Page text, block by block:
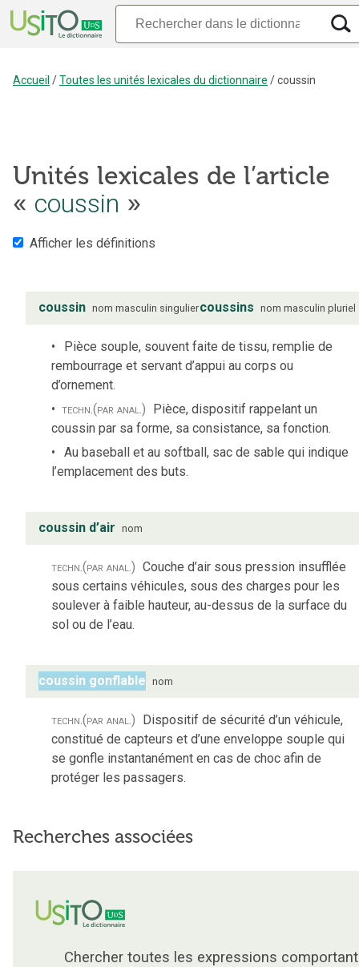
Accueil /Toutes les unités lexicales du dictionnaire /coussin
Unités lexicales de l’article
« coussin »
Afficher les définitions
coussin nom masculin singuliercoussins nom masculin pluriel
Pièce souple, souvent faite de tissu, remplie de
rembourrage et servant d’appui au corps ou
d’ornement.
techn.(par anal.) Pièce, dispositif rappelant un
coussin par sa forme, sa consistance, sa fonction.
Au baseball et au softball, sac de sable qui indique
l’emplacement des buts.
coussin d’air nom
techn.(par anal.) Couche d’air sous pression insufflée
sous certains véhicules, sous des charges pour les
soulever à faible hauteur, au-dessus de la surface du
sol ou de l’eau.
coussin gonflable nom
techn.(par anal.) Dispositif de sécurité d’un véhicule,
constitué de capteurs et d’une enveloppe souple qui
se gonfle instantanément en cas de choc afin de
protéger les passagers.
Recherches associées
Chercher toutes les expressions comportant